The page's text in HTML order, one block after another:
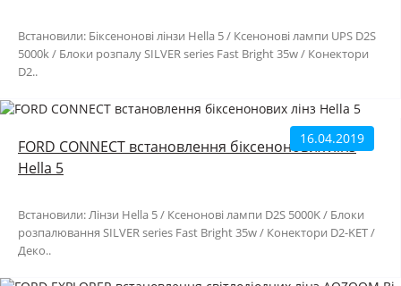
Встановили: Біксенонові лінзи Hella 5 / Ксенонові лампи UPS D2S
5000k / Блоки розпалу SILVER series Fast Bright 35w / Конектори
D2..
16.04.2019
FORD CONNECT встановлення біксенонових лінз
Hella 5
Встановили: Лінзи Hella 5 / Ксенонові лампи D2S 5000K / Блоки
розпалювання SILVER series Fast Bright 35w / Конектори D2-KET /
Деко..